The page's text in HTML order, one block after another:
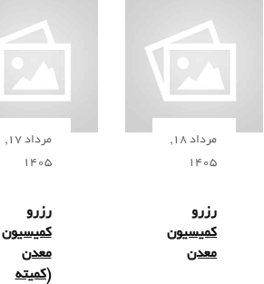
مرداد 18,
1405
رزرو
کمیسیون
معدن
مرداد 17,
1405
رزرو
کمیسیون
معدن
(کمیته